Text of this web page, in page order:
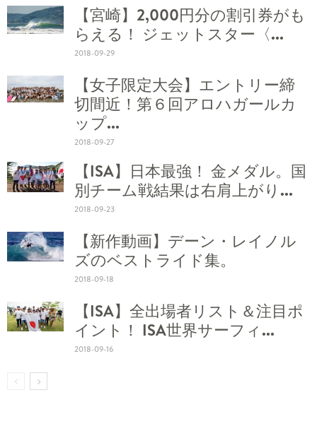
【宮崎】2,000円分の割引券がも
らえる！ ジェットスター〈...
2018-09-29
【女子限定大会】エントリー締
切間近！第６回アロハガールカ
ップ...
2018-09-27
【ISA】日本最強！ 金メダル。国
別チーム戦結果は右肩上がり...
2018-09-23
【新作動画】デーン・レイノル
ズのベストライド集。
2018-09-18
【ISA】全出場者リスト＆注目ポ
イント！ ISA世界サーフィ...
2018-09-16